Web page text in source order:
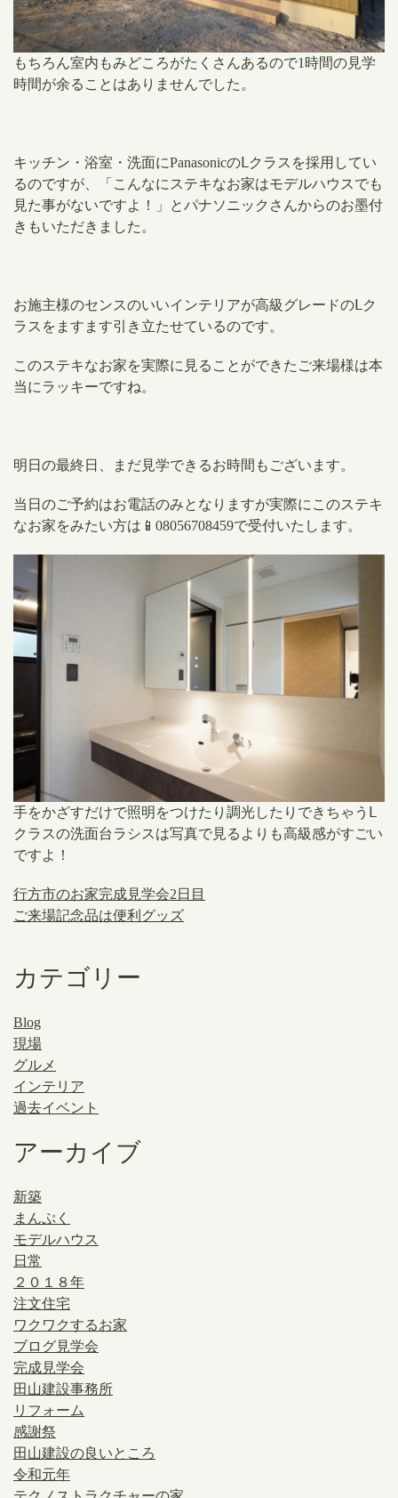
もちろん室内もみどころがたくさんあるので1時間の見学
時間が余ることはありませんでした。
キッチン・浴室・洗面にPanasonicのⅬクラスを採用してい
るのですが、「こんなにステキなお家はモデルハウスでも
見た事がないですよ！」とパナソニックさんからのお墨付
きもいただきました。
お施主様のセンスのいいインテリアが高級グレードのⅬク
ラスをますます引き立たせているのです。
このステキなお家を実際に見ることができたご来場様は本
当にラッキーですね。
明日の最終日、まだ見学できるお時間もございます。
当日のご予約はお電話のみとなりますが実際にこのステキ
なお家をみたい方は📱08056708459で受付いたします。
手をかざすだけで照明をつけたり調光したりできちゃうⅬ
クラスの洗面台ラシスは写真で見るよりも高級感がすごい
ですよ！
行方市のお家完成見学会2日目
ご来場記念品は便利グッズ
カテゴリー
Blog
現場
グルメ
インテリア
過去イベント
アーカイブ
新築
まんぷく
モデルハウス
日常
２０１８年
注文住宅
ワクワクするお家
ブログ見学会
完成見学会
田山建設事務所
リフォーム
感謝祭
田山建設の良いところ
令和元年